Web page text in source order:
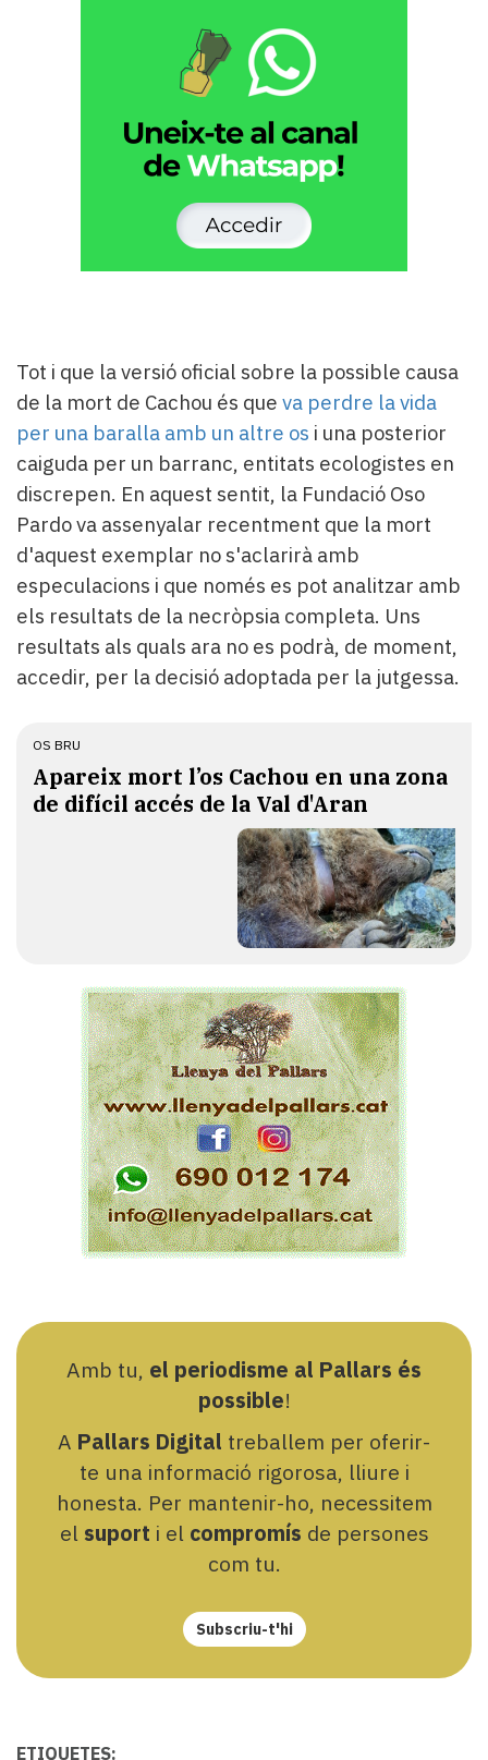
Tot i que la versió oficial sobre la possible causa
de la mort de Cachou és que va perdre la vida
per una baralla amb un altre os i una posterior
caiguda per un barranc, entitats ecologistes en
discrepen. En aquest sentit, la Fundació Oso
Pardo va assenyalar recentment que la mort
d'aquest exemplar no s'aclarirà amb
especulacions i que només es pot analitzar amb
els resultats de la necròpsia completa. Uns
resultats als quals ara no es podrà, de moment,
accedir, per la decisió adoptada per la jutgessa.
OS BRU
​Apareix mort l’os Cachou en una zona
de difícil accés de la Val d'Aran
Amb tu, el periodisme al Pallars és
possible!
A Pallars Digital treballem per oferir-
te una informació rigorosa, lliure i
honesta. Per mantenir-ho, necessitem
el suport i el compromís de persones
com tu.
Subscriu-t'hi
ETIQUETES: